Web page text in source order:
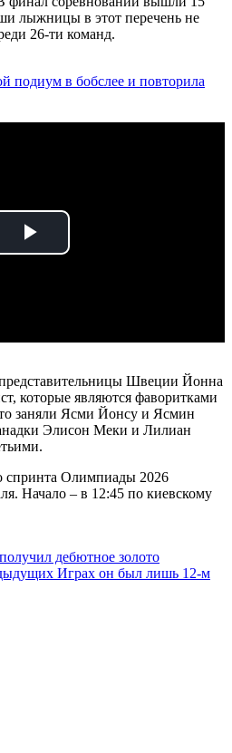
лыжницы в этот перечень не
26-ти команд.
подиум в бобслее и повторила
Play
Швеции Йонна
которые являются фаворитками
заняли Ясми Йонсу и Ясмин
Элисон Меки и Лилиан
спринта Олимпиады 2026
Начало – в 12:45 по киевскому
дебютное золото
Играх он был лишь 12-м